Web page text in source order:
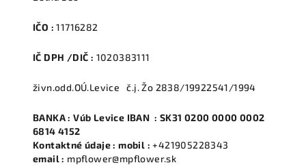
IČO : 11716282
IČ DPH /DIČ : 1020383111
živn.odd.OÚ.Levice č.j. Žo 2838/19922541/1994
BANKA : Vúb Levice IBAN : SK31 0200 0000 0002
6814 4152
Kontaktné údaje : mobil : +421905228343
email : mpflower@mpflower.sk